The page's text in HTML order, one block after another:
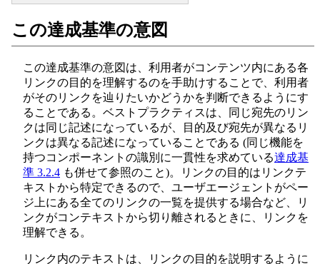
この達成基準の意図
この達成基準の意図は、利用者がコンテンツ内にある各
リンクの目的を理解するのを手助けすることで、利用者
がそのリンクを辿りたいかどうかを判断できるようにす
ることである。ベストプラクティスは、同じ宛先のリン
クは同じ記述になっているが、目的及び宛先が異なるリ
ンクは異なる記述になっていることである (同じ機能を
持つコンポーネントの識別に一貫性を求めている達成基
準 3.2.4 も併せて参照のこと)。リンクの目的はリンクテ
キストから特定できるので、ユーザエージェントがペー
ジ上にある全てのリンクの一覧を提供する場合など、リ
ンクがコンテキストから切り離されるときに、リンクを
理解できる。
リンク内のテキストは、リンクの目的を説明するように